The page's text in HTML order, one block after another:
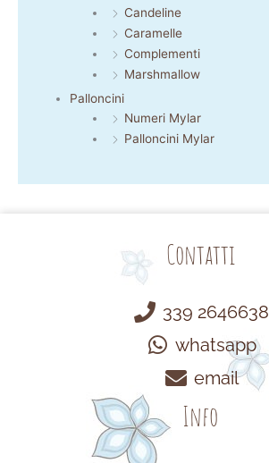
Candeline
Caramelle
Complementi
Marshmallow
Palloncini
Numeri Mylar
Palloncini Mylar
Contatti
339 2646638
whatsapp
email
Info